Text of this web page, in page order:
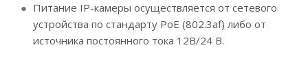
Питание IP-камеры осуществляется от сетевого
устройства по стандарту PoE (802.3af) либо от
источника постоянного тока 12B/24 В.